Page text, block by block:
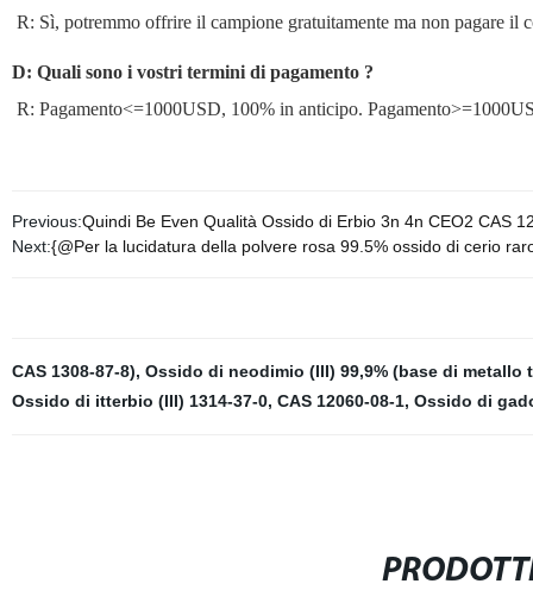
R: Sì, potremmo offrire il campione gratuitamente ma non pagare il
D: Quali sono i vostri termini di pagamento ?
R: Pagamento<=1000USD, 100% in anticipo.
Previous:Quindi Be Even Qualità Ossido di Erbio 3n 4n CEO2 CAS
Next:{@Per la lucidatura della polvere rosa 99.5% ossido di cerio
CAS 1308-87-8), Ossido di neodimio (III) 99,9% (base di metallo
Ossido di itterbio (III) 1314-37-0, CAS 12060-08-1, Ossido di